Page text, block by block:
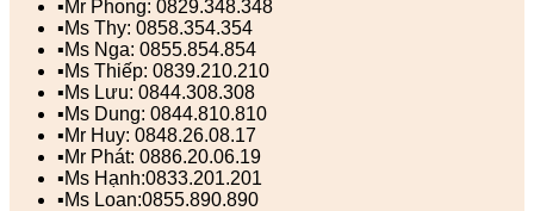
▪️Mr Phong: 0829.348.348
▪️Ms Thy: 0858.354.354
▪️Ms Nga: 0855.854.854
▪️Ms Thiếp: 0839.210.210
▪️Ms Lưu: 0844.308.308
▪️Ms Dung: 0844.810.810
▪️Mr Huy: 0848.26.08.17
▪️Mr Phát: 0886.20.06.19
▪️Ms Hạnh:0833.201.201
▪️Ms Loan:0855.890.890